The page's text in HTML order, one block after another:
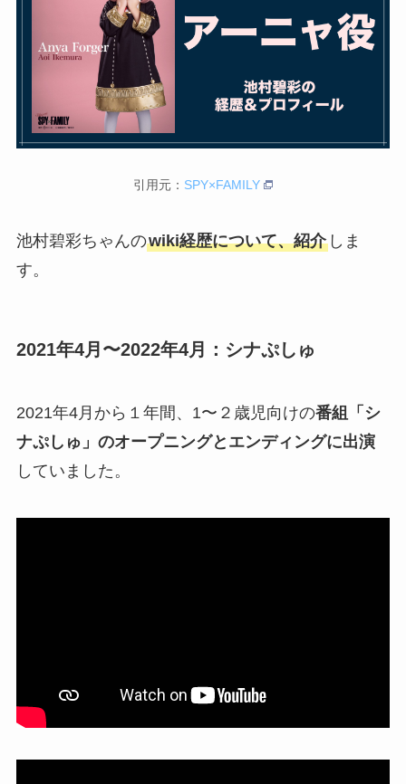
引用元： SPY×FAMILY
池村碧彩ちゃんのwiki経歴について、紹介しま
す。
2021年4月〜2022年4月：シナぷしゅ
2021年4月から１年間、1〜２歳児向けの番組「シ
ナぷしゅ」のオープニングとエンディングに出演
していました。